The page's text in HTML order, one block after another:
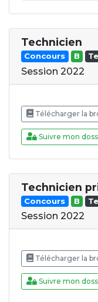
Technicien
Concours B
Session 2022
Télécharger la
Suivre mon
Technicien
Concours B
Session 2022
Télécharger la
Suivre mon